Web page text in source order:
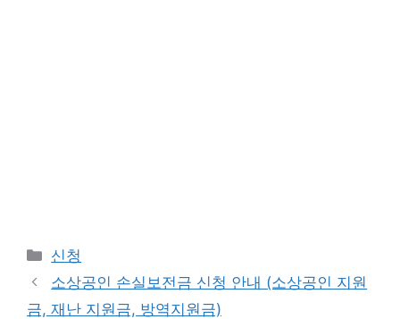
Categories
신청
소상공인 손실보전금 신청 안내 (소상공인 지원
금, 재난 지원금, 방역지원금)